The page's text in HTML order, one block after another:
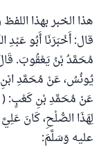
قال: أَخْبَرَنَا أَبُو عَبْدِ
مُحَمَّدُ بْنُ يَعْقُوبَ.
يُونُسُ، عَنْ مُحَمَّدِ ابْنِ
عَنْ مُحَمَّدِ بْنِ كَعْبٍ: (
لِهَذَا الصُّلْحِ، كَانَ
عليه وَسَلَّمَ: